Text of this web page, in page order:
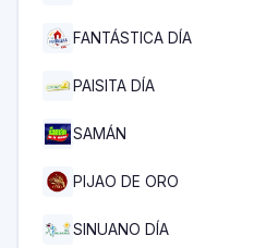
FANTÁSTICA DÍA
PAISITA DÍA
SAMÁN
PIJAO DE ORO
SINUANO DÍA